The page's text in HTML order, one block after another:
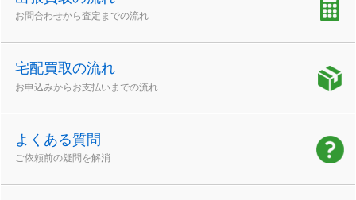
お問合わせから査定までの流れ
宅配買取の流れ
お申込みからお支払いまでの流れ
よくある質問
ご依頼前の疑問を解消